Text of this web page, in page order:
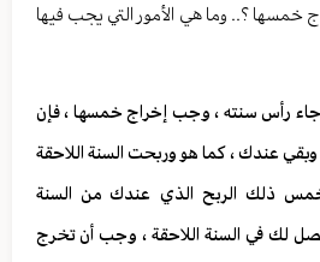
خمسها ؟.. وما هي الأمور التي يجب فيها
رأس سنته ، وجب إخراج خمسها ، فإن
عندك ، كما هو وربحت السنة اللاحقة
ذلك الربح الذي عندك من السنة
لك في السنة اللاحقة ، وجب أن تخرج